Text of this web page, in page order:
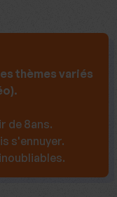
thèmes variés
de 8ans.
s'ennuyer.